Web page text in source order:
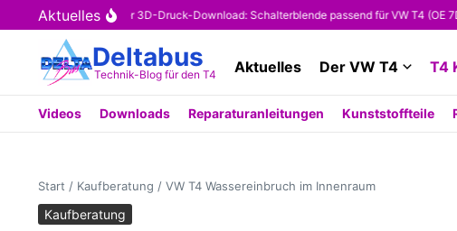
Zum Inhalt springen
Aktuelles
Kostenloser 3D-Druck-Download: Schalterblende passend für VW T4 (OE
Deltabus
Technik-Blog für den T4 Aktuelles Der VW T4 T4
Videos Downloads Reparaturanleitungen Kunststoffteile
Start / Kaufberatung / VW T4 Wassereinbruch im Innenraum
Kaufberatung